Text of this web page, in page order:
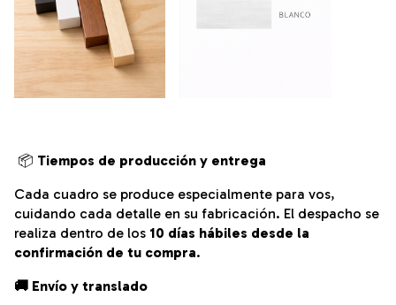
📦 Tiempos de producción y entrega
Cada cuadro se produce especialmente para vos,
cuidando cada detalle en su fabricación. El despacho se
realiza dentro de los 10 días hábiles desde la
confirmación de tu compra.
🚚 Envío y translado